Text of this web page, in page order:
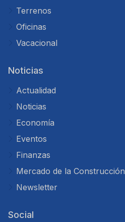
Terrenos
Oficinas
Vacacional
Noticias
Actualidad
Noticias
Economía
Eventos
Finanzas
Mercado de la Construcción
Newsletter
Social